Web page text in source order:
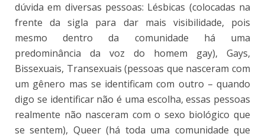
dúvida em diversas pessoas: Lésbicas (colocadas na
frente da sigla para dar mais visibilidade, pois
mesmo dentro da comunidade há uma
predominância da voz do homem gay), Gays,
Bissexuais, Transexuais (pessoas que nasceram com
um gênero mas se identificam com outro – quando
digo se identificar não é uma escolha, essas pessoas
realmente não nasceram com o sexo biológico que
se sentem), Queer (há toda uma comunidade que